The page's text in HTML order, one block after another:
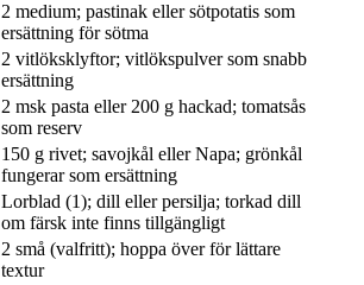
2 medium; pastinak eller sötpotatis som
ersättning för sötma
2 vitlöksklyftor; vitlökspulver som snabb
ersättning
2 msk pasta eller 200 g hackad; tomatsås
som reserv
150 g rivet; savojkål eller Napa; grönkål
fungerar som ersättning
Lorblad (1); dill eller persilja; torkad dill
om färsk inte finns tillgängligt
2 små (valfritt); hoppa över för lättare
textur